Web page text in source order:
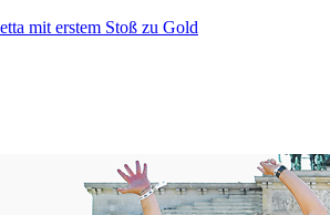
mit erstem Stoß zu Gold